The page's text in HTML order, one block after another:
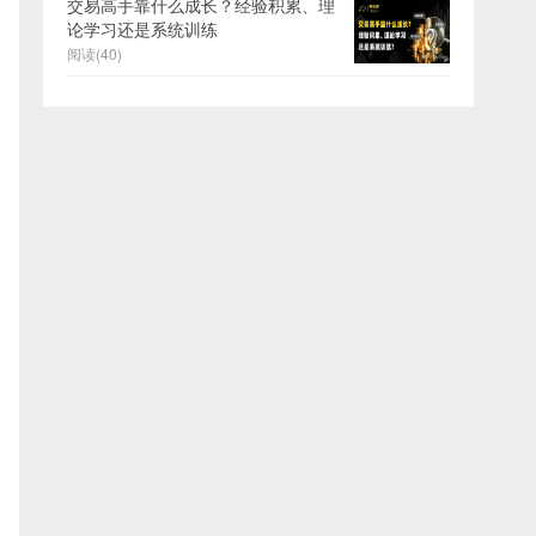
交易高手靠什么成长？经验积累、理
论学习还是系统训练
阅读(40)